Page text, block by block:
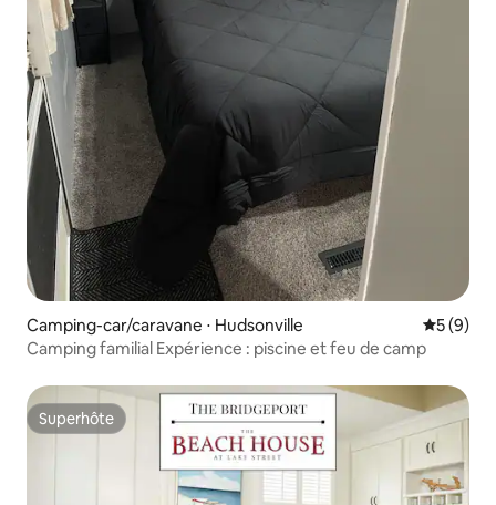
Camping-car/caravane ⋅ Hudsonville
5 (9)
Camping familial Expérience : piscine et feu de camp
Superhôte
Superhôte